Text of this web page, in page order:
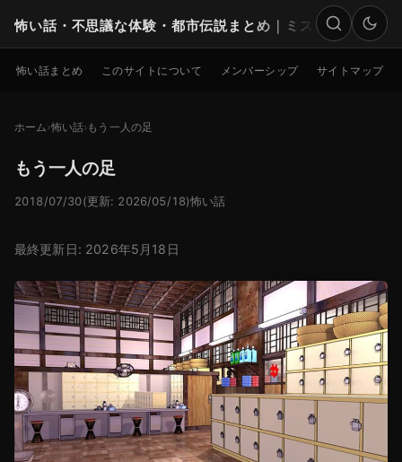
怖い話・不思議な体験・都市伝説まとめ｜ミステリー
検索
怖い話まとめ このサイトについて メンバーシップ サイトマップ
ホーム 怖い話 もう一人の足
もう一人の足
2018/07/30(更新: 2026/05/18)怖い話
最終更新日: 2026年5月18日